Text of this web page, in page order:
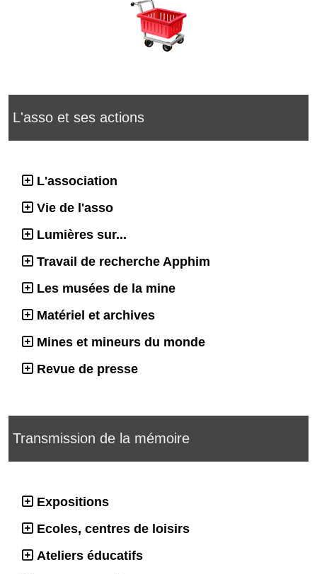
L'asso et ses actions
L'association
Vie de l'asso
Lumières sur...
Travail de recherche Apphim
Les musées de la mine
Matériel et archives
Mines et mineurs du monde
Revue de presse
Transmission de la mémoire
Expositions
Ecoles, centres de loisirs
Ateliers éducatifs